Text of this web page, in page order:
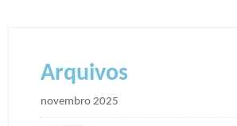
Arquivos
novembro 2025